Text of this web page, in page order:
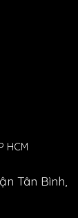
HCM
Tân Bình,